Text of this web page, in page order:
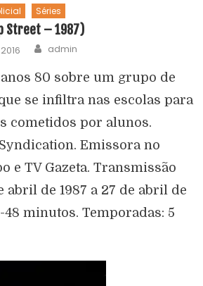
Séries
Street – 1987)
admin
80 sobre um grupo de
se infiltra nas escolas para
cometidos por alunos.
Emissora no
e TV Gazeta. Transmissão
abril de 1987 a 27 de abril de
48 minutos. Temporadas: 5